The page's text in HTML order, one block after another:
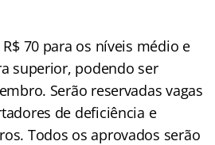
70 para os níveis médio e
superior, podendo ser
Serão reservadas vagas
de deficiência e
Todos os aprovados serão